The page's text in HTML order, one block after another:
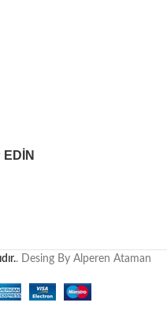
. Desing By Alperen Ataman